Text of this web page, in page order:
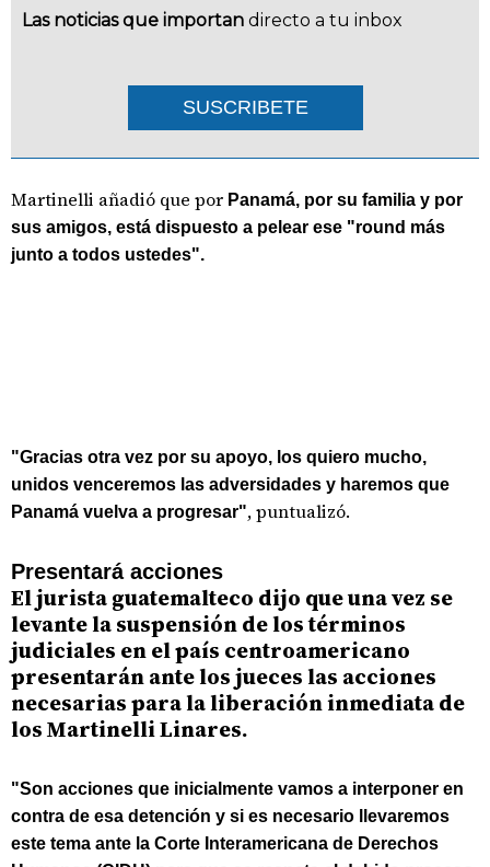
Las noticias que importan directo a tu inbox
SUSCRIBETE
Martinelli añadió que por Panamá, por su familia y por
sus amigos, está dispuesto a pelear ese "round más
junto a todos ustedes".
"Gracias otra vez por su apoyo, los quiero mucho,
unidos venceremos las adversidades y haremos que
Panamá vuelva a progresar", puntualizó.
Presentará acciones
El jurista guatemalteco dijo que una vez se
levante la suspensión de los términos
judiciales en el país centroamericano
presentarán ante los jueces las acciones
necesarias para la liberación inmediata de
los Martinelli Linares.
"Son acciones que inicialmente vamos a interponer en
contra de esa detención y si es necesario llevaremos
este tema ante la Corte Interamericana de Derechos